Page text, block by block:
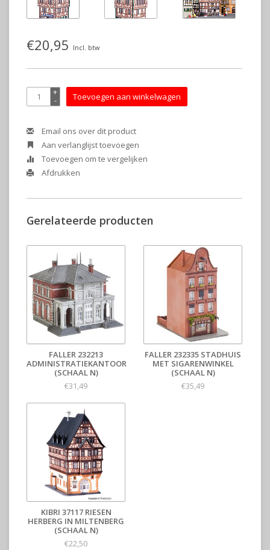
€20,95 Incl. btw
+
- Toevoegen aan winkelwagen
Email ons over dit product
Aan verlanglijst toevoegen
Toevoegen om te vergelijken
Afdrukken
Gerelateerde producten
FALLER 232213
ADMINISTRATIEKANTOOR
(SCHAAL N)
€31,49
FALLER 232335 STADHUIS
MET SIGARENWINKEL
(SCHAAL N)
€35,49
KIBRI 37117 RIESEN
HERBERG IN MILTENBERG
(SCHAAL N)
€22,50